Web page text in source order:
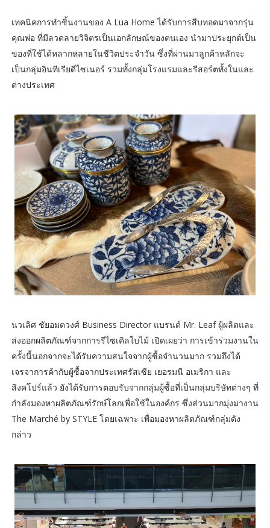
เทคนิคการทำชิ้นงานของ A Lua Home ได้รับการสืบทอดมาจากรุ่น
คุณพ่อ ที่มีลวดลายวิจิตรเป็นเอกลักษณ์ของตนเอง นำมาประยุกต์เป็น
ของที่ใช้ได้หลากหลายในชีวิตประจำวัน ซึ่งที่ผ่านมาลูกค้าหลักจะ
เป็นกลุ่มอินทีเรียดีไซเนอร์ รวมทั้งกลุ่มโรงแรมและรีสอร์ตทั้งในและ
ต่างประเทศ
นวเลิศ ชัยอมตวงศ์ Business Director แบรนด์ Mr. Leaf ผู้ผลิตและ
ส่งออกผลิตภัณฑ์จากการรีไซเคิลใบไม้ เปิดเผยว่า การเข้าร่วมงานใน
ครั้งนี้นอกจากจะได้รับความสนใจจากผู้ซื้อจำนวนมาก รวมถึงได้
เจรจาการค้ากับผู้ซื้อจากประเทศรัสเซีย เยอรมนี อเมริกา และ
สิงคโปร์แล้ว ยังได้รับการตอบรับจากกลุ่มผู้ซื้อที่เป็นกลุ่มบริษัทต่างๆ ที่
กำลังมองหาผลิตภัณฑ์รักษ์โลกเพื่อใช้ในองค์กร ซึ่งส่วนมากมุ่งมางาน
The Marché by STYLE โดยเฉพาะ เพื่อมองหาผลิตภัณฑ์กลุ่มดัง
กล่าว